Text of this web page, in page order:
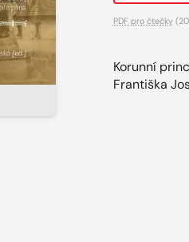
PDF pro čtečky
Korunní
Františka